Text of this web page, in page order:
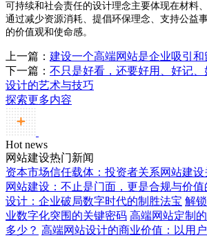
可持续和社会责任的设计理念主要体现在材料
通过减少资源消耗、提倡环保理念、支持公益
的价值观和使命感。
上一篇： 建设一个高端网站是企业吸引
下一篇： 不只是好看，还要好用、好记
设计的艺术与技巧
探索更多内容
Hot news
网站建设热门新闻
资本市场信任载体：投资者关系网站建设
网站建设：不止是门面，更是合规与价
设计：企业破局数字时代的制胜法宝 解
业数字化突围的关键密码 高端网站定制
多少？ 高端网站设计的商业价值：以用